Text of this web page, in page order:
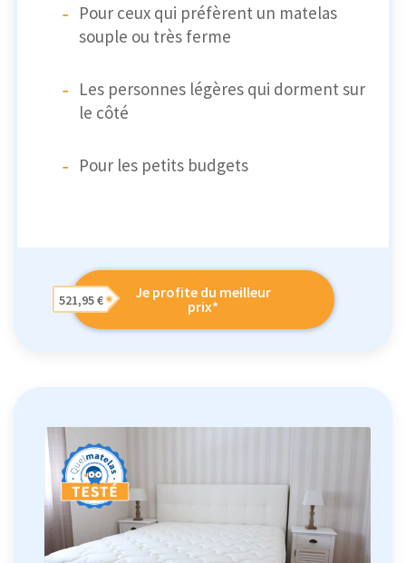
Pour ceux qui préfèrent un matelas
souple ou très ferme
Les personnes légères qui dorment sur
le côté
Pour les petits budgets
Je profite du meilleur
prix*
521,95 €